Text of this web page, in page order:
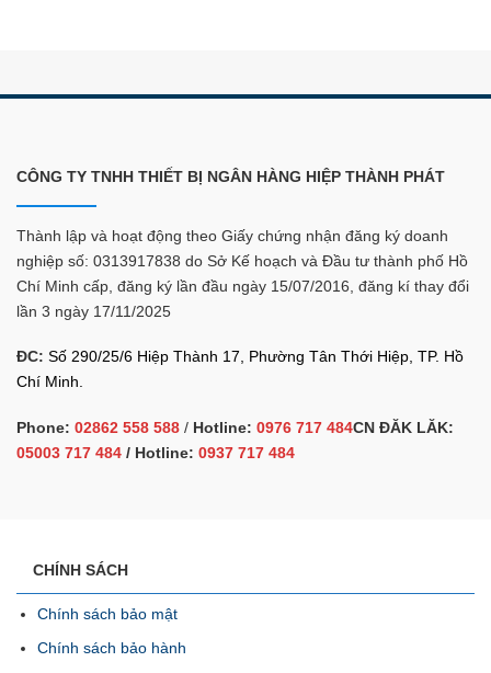
CÔNG TY TNHH THIẾT BỊ NGÂN HÀNG HIỆP THÀNH PHÁT
Thành lập và hoạt động theo Giấy chứng nhận đăng ký doanh
nghiệp số: 0313917838 do Sở Kế hoạch và Đầu tư thành phố Hồ
Chí Minh cấp, đăng ký lần đầu ngày 15/07/2016, đăng kí thay đổi
lần 3 ngày 17/11/2025
ĐC: Số 290/25/6 Hiệp Thành 17, Phường Tân Thới Hiệp, TP. Hồ
Chí Minh.
Phone: 02862 558 588 / Hotline: 0976 717 484CN ĐĂK LĂK:
05003 717 484 / Hotline: 0937 717 484
CHÍNH SÁCH
Chính sách bảo mật
Chính sách bảo hành